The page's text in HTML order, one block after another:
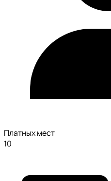
Платных мест
10